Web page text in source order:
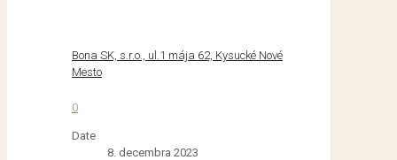
Bona SK, s.r.o., ul.1 mája 62, Kysucké Nové
Mesto
0
Date
8. decembra 2023